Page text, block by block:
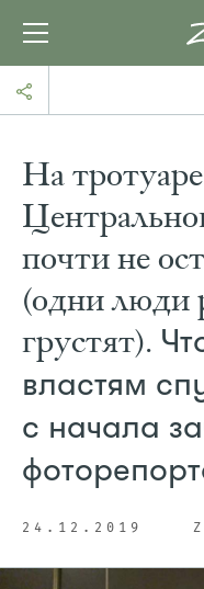
На
почти не
(одни люди
грустят).
властям
с начала
24.12.2019